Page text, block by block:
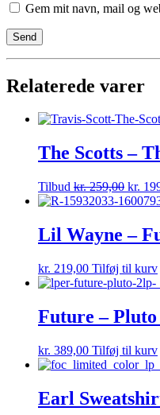
Gem mit navn, mail og
Relaterede varer
The Scotts –
Tilbud kr.259,00 kr.
Lil Wayne –
kr. 219,00 Tilføj til kurv
Future –
kr. 389,00 Tilføj til kurv
Earl